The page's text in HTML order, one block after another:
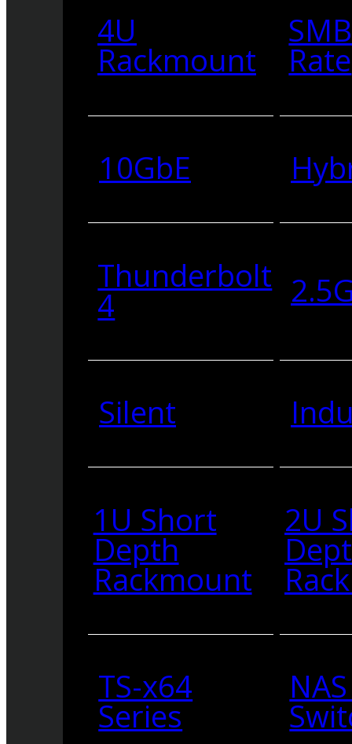
4U
Rackmount Rate
10GbE
Thunderbolt
4
Silent
1U Short
Depth
Rackmount
2U
TS-x64
Series